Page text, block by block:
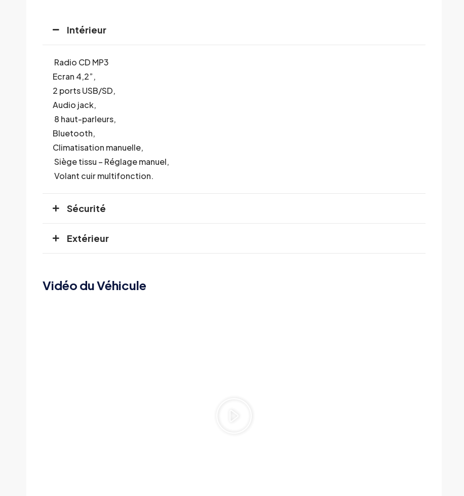
Intérieur
Radio CD MP3
Ecran 4,2”,
2 portsUSB/SD,
Audio jack,
8 haut-parleurs,
Bluetooth,
Climatisation manuelle,
Siège tissu – Réglage manuel,
Volant cuir multifonction.
Sécurité
Extérieur
Vidéo du Véhicule